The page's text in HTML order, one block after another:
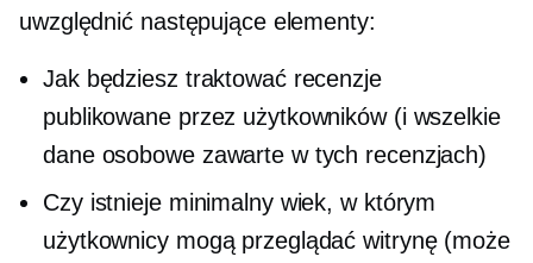
uwzględnić następujące elementy:
Jak będziesz traktować recenzje
publikowane przez użytkowników (i wszelkie
dane osobowe zawarte w tych recenzjach)
Czy istnieje minimalny wiek, w którym
użytkownicy mogą przeglądać witrynę (może